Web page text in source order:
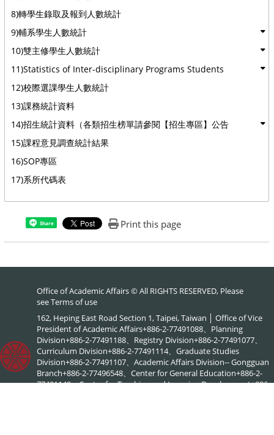
8)轉學生錄取及報到人數統計
9)輔系學生人數統計
10)雙主修學生人數統計
11)Statistics of Inter-disciplinary Programs Students
12)校際選課學生人數統計
13)課務統計資料
14)招生統計資料（各類招生榜單請參閱【招生專區】公告
15)課程意見調查統計結果
16)SOP專區
17)系所代碼表
Share Print this page
Office of Academic Affairs © All RIGHTS RESERVED, Please
seeTerms of use
162, Heping East Road Section 1, Taipei, Taiwan │ Office of Vice
President of Academic Affairs+886-2-77491088、Planning
Division+886-2-77491188、Registry Division+886-2-77491077、
Curriculum Division+886-2-77491114、Graduate Studies
Division+886-2-77491107、Academic Affairs Division-- Gongguan
Branch+886-2-77496548、Center for General Education+886-2-
77491149、Center for Teaching and Learning Development+886-